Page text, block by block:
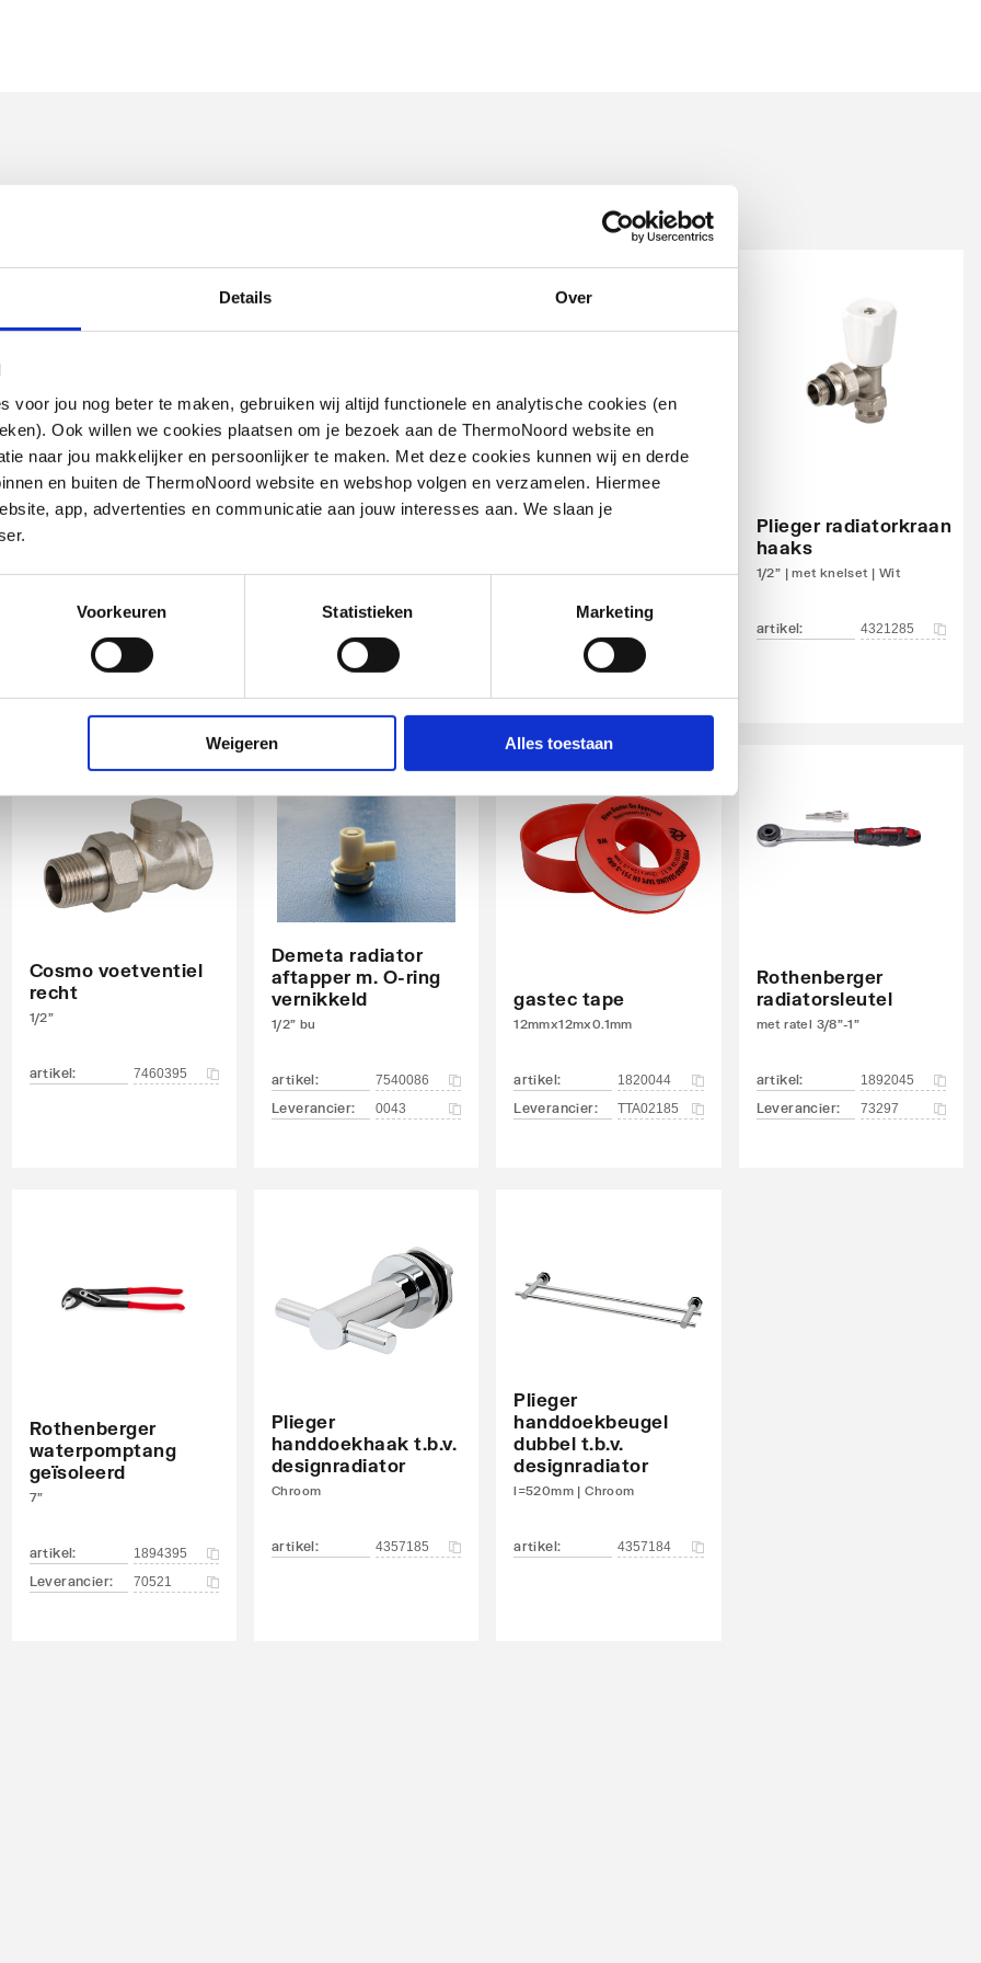
Details Over
voor jou nog beter te maken, gebruiken wij altijd functionele en analytische cookies (en
Ook willen we cookies plaatsen om je bezoek aan de ThermoNoord website en
naar jou makkelijker en persoonlijker te maken. Met deze cookies kunnen wij en derde
en buiten de ThermoNoord website en webshop volgen en verzamelen. Hiermee
app, advertenties en communicatie aan jouw interesses aan. We slaan je
Voorkeuren Statistieken Marketing
Weigeren Alles toestaan
Cosmo
thermostaatkop
design m.
ingebouwde voeler m.
M30x1.5 | Chroom
Cosmo
thermostatische
radiatorventiel
instelbaar dubbel
1/2"
Cosmo
thermostatische
radiatorventiel
instelbaar dubbel
1/2"
Plieger radiatorkraan
haaks
1/2" | met knelset | Wit
artikel: 4321285
Cosmo voetventiel
recht
1/2"
artikel: 7460395
Demeta radiator
aftapper m. O-ring
vernikkeld
1/2" bu
artikel: 7540086
Leverancier: 0043
gastec tape
12mmx12mx0.1mm
artikel: 1820044
Leverancier: TTA02185
Rothenberger
radiatorsleutel
met ratel 3/8"-1"
artikel: 1892045
Leverancier: 73297
Rothenberger
waterpomptang
geïsoleerd
7"
artikel: 1894395
Leverancier: 70521
Plieger
handdoekhaak t.b.v.
designradiator
Chroom
artikel: 4357185
Plieger
handdoekbeugel
dubbel t.b.v.
designradiator
l=520mm | Chroom
artikel: 4357184